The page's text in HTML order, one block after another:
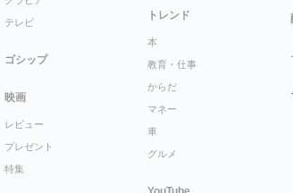
テレビ
ゴシップ
映画
レビュー
プレゼント
特集
トレンド
本
教育・仕事
からだ
マネー
車
グルメ